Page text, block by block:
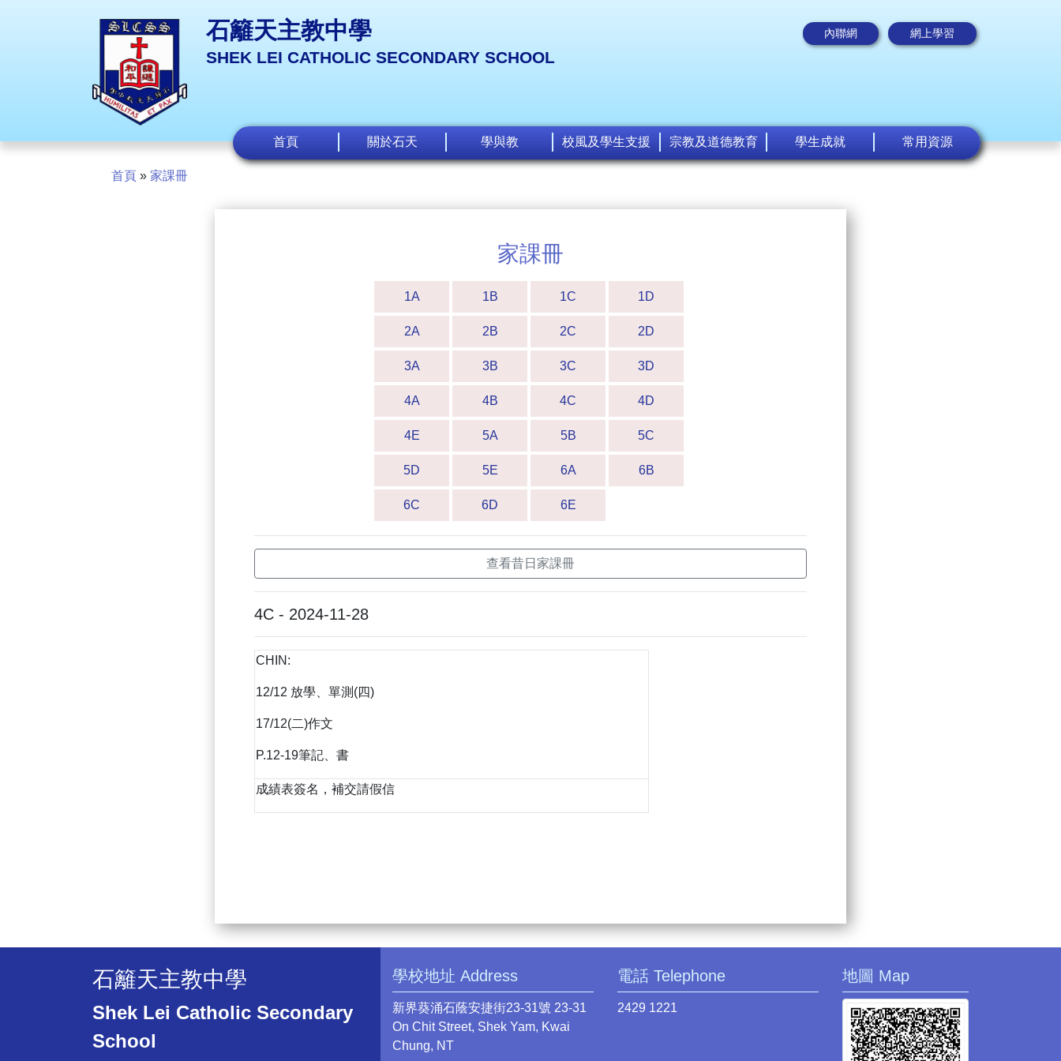
石籬天主教中學
SHEK LEI CATHOLIC SECONDARY SCHOOL
內聯網 網上學習
首頁 關於石天 學與教 校風及學生支援 宗教及道德教育 學生成就 常用資源
首頁 » 家課冊
家課冊
1A 1B 1C 1D
2A 2B 2C 2D
3A 3B 3C 3D
4A 4B 4C 4D
4E 5A 5B 5C
5D 5E 6A 6B
6C 6D 6E
查看昔日家課冊
4C - 2024-11-28
CHIN:
12/12 放學、單測(四)
17/12(二)作文
P.12-19筆記、書
成績表簽名，補交請假信
石籬天主教中學
Shek Lei Catholic Secondary
School
學校地址 Address
新界葵涌石蔭安捷街23-31號 23-31
On Chit Street, Shek Yam, Kwai
Chung, NT
電話 Telephone
2429 1221
地圖 Map